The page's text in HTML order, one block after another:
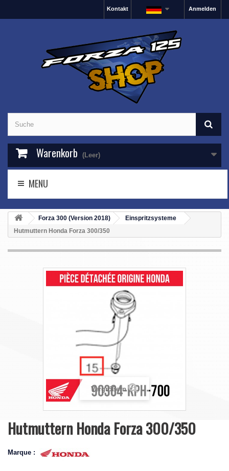
Anmelden
Kontakt
Warenkorb (Leer)
MENU
Forza 300 (Version 2018)
Einspritzsysteme
Hutmuttern Honda Forza 300/350
Vergrößern
Hutmuttern Honda Forza 300/350
Marque :